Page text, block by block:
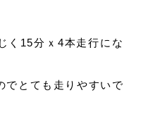
く15分ｘ4本走行にな
でとても走りやすいで